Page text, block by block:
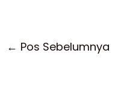
← Pos Sebelumnya